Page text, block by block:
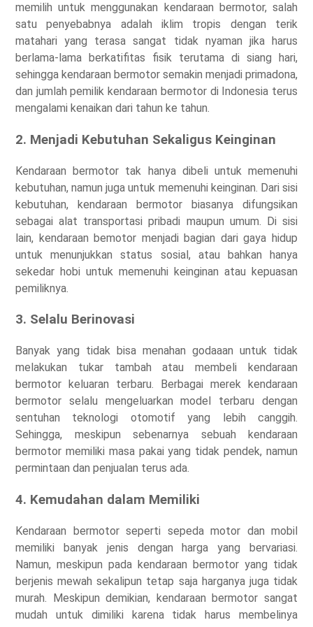
memilih untuk menggunakan kendaraan bermotor, salah
satu penyebabnya adalah iklim tropis dengan terik
matahari yang terasa sangat tidak nyaman jika harus
berlama-lama berkatifitas fisik terutama di siang hari,
sehingga kendaraan bermotor semakin menjadi primadona,
dan jumlah pemilik kendaraan bermotor di Indonesia terus
mengalami kenaikan dari tahun ke tahun.
2. Menjadi Kebutuhan Sekaligus Keinginan
Kendaraan bermotor tak hanya dibeli untuk memenuhi
kebutuhan, namun juga untuk memenuhi keinginan. Dari sisi
kebutuhan, kendaraan bermotor biasanya difungsikan
sebagai alat transportasi pribadi maupun umum. Di sisi
lain, kendaraan bemotor menjadi bagian dari gaya hidup
untuk menunjukkan status sosial, atau bahkan hanya
sekedar hobi untuk memenuhi keinginan atau kepuasan
pemiliknya.
3. Selalu Berinovasi
Banyak yang tidak bisa menahan godaaan untuk tidak
melakukan tukar tambah atau membeli kendaraan
bermotor keluaran terbaru. Berbagai merek kendaraan
bermotor selalu mengeluarkan model terbaru dengan
sentuhan teknologi otomotif yang lebih canggih.
Sehingga, meskipun sebenarnya sebuah kendaraan
bermotor memiliki masa pakai yang tidak pendek, namun
permintaan dan penjualan terus ada.
4. Kemudahan dalam Memiliki
Kendaraan bermotor seperti sepeda motor dan mobil
memiliki banyak jenis dengan harga yang bervariasi.
Namun, meskipun pada kendaraan bermotor yang tidak
berjenis mewah sekalipun tetap saja harganya juga tidak
murah. Meskipun demikian, kendaraan bermotor sangat
mudah untuk dimiliki karena tidak harus membelinya